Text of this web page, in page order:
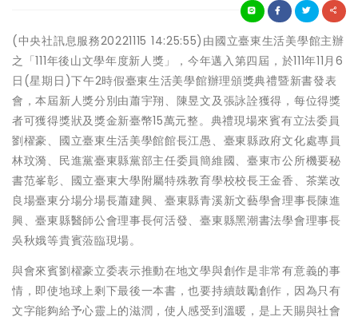
(中央社訊息服務20221115 14:25:55)由國立臺東生活美學館主辦
之「111年後山文學年度新人獎」，今年邁入第四屆，於111年11月6
日(星期日)下午2時假臺東生活美學館辦理頒獎典禮暨新書發表
會，本屆新人獎分別由蕭宇翔、陳昱文及張詠詮獲得，每位得獎
者可獲得獎狀及獎金新臺幣15萬元整。典禮現場來賓有立法委員
劉櫂豪、國立臺東生活美學館館長江愚、臺東縣政府文化處專員
林玟漪、民進黨臺東縣黨部主任委員簡維國、臺東市公所機要秘
書范峯彰、國立臺東大學附屬特殊教育學校校長王金香、茶業改
良場臺東分場分場長蕭建興、臺東縣青溪新文藝學會理事長陳進
興、臺東縣醫師公會理事長何活發、臺東縣黑潮書法學會理事長
吳秋娥等貴賓蒞臨現場。
與會來賓劉櫂豪立委表示推動在地文學與創作是非常有意義的事
情，即使地球上剩下最後一本書，也要持續鼓勵創作，因為只有
文字能夠給予心靈上的滋潤，使人感受到溫暖，是上天賜與社會